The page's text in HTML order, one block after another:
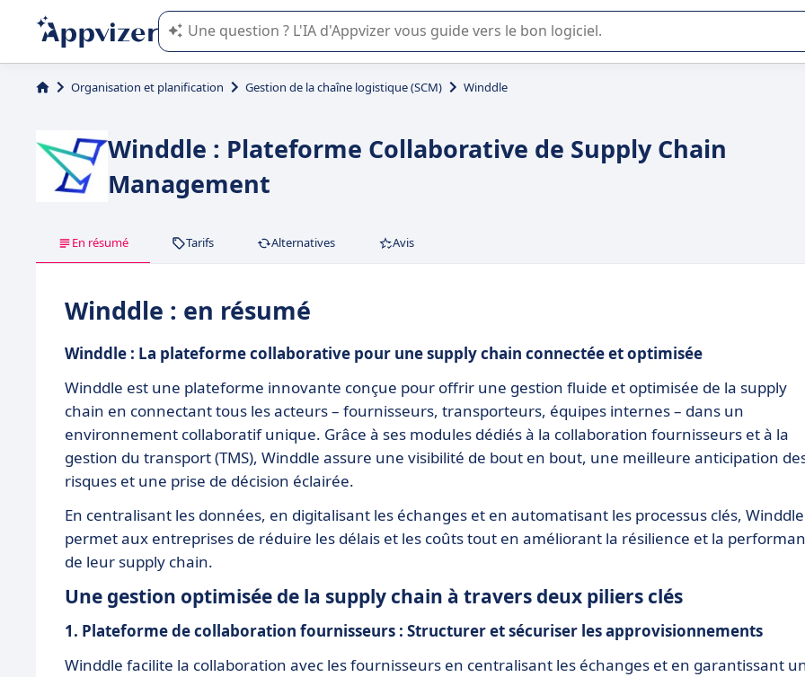
L'IA de Appvizer vous guide dans l'utilisation ou la sélection de logiciel SaaS en entreprise.
Organisation et planification Gestion de la chaîne logistique (SCM) Winddle
Winddle : Plateforme Collaborative de Supply Chain
Management
En résumé Tarifs Alternatives Avis
Winddle : en résumé
Winddle : La plateforme collaborative pour une supply chain connectée et optimisée
Winddle est une plateforme innovante conçue pour offrir une gestion fluide et optimisée de la supply
chain en connectant tous les acteurs – fournisseurs, transporteurs, équipes internes – dans un
environnement collaboratif unique. Grâce à ses modules dédiés à la collaboration fournisseurs et à la
gestion du transport (TMS), Winddle assure une visibilité de bout en bout, une meilleure anticipation
risques et une prise de décision éclairée.
En centralisant les données, en digitalisant les échanges et en automatisant les processus clés, Winddle
permet aux entreprises de réduire les délais et les coûts tout en améliorant la résilience et la
de leur supply chain.
Une gestion optimisée de la supply chain à travers deux piliers clés
1. Plateforme de collaboration fournisseurs : Structurer et sécuriser les approvisionnements
Winddle facilite la collaboration avec les fournisseurs en centralisant les échanges et en garantissant